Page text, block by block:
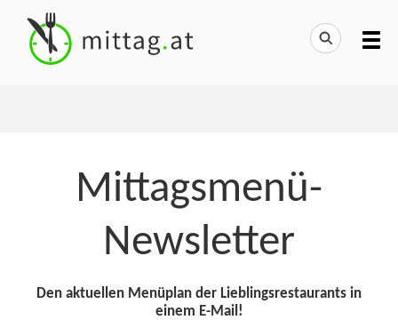
Mittagsmenü-
Newsletter
Den aktuellen Menüplan der Lieblingsrestaurants in
einem E-Mail!